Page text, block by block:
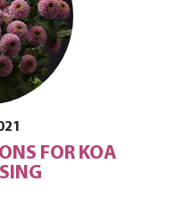
FOR KOA